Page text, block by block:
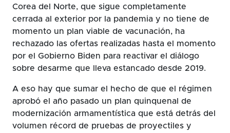
Corea del Norte, que sigue completamente
cerrada al exterior por la pandemia y no tiene de
momento un plan viable de vacunación, ha
rechazado las ofertas realizadas hasta el momento
por el Gobierno Biden para reactivar el diálogo
sobre desarme que lleva estancado desde 2019.
A eso hay que sumar el hecho de que el régimen
aprobó el año pasado un plan quinquenal de
modernización armamentística que está detrás del
volumen récord de pruebas de proyectiles y